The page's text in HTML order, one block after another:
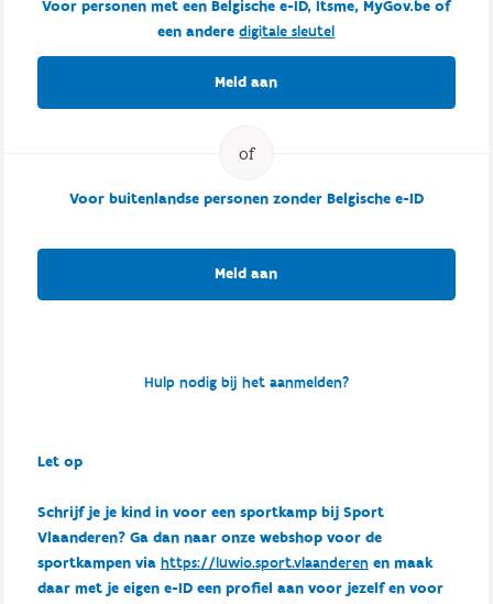
Voor personen met een Belgische e-ID, Itsme, MyGov.be of
een anderedigitale sleutel
Meld aan
Voor buitenlandse personen zonder Belgische e-ID
Meld aan
Hulp nodig bij het aanmelden?
Let op
Schrijf je je kind in voor een sportkamp bij Sport
Vlaanderen? Ga dan naar onze webshop voor de
sportkampen via https://luwio.sport.vlaanderenen maak
daar met je eigen e-ID een profiel aan voor jezelf en voor